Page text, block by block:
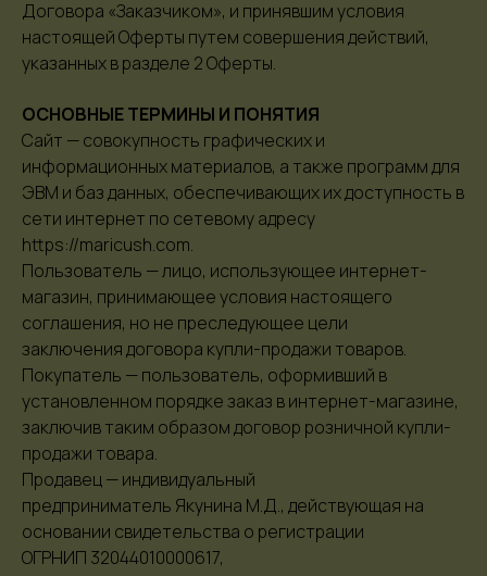
Договора «Заказчиком», и принявшим условия
настоящей Оферты путем совершения действий,
указанных в разделе 2 Оферты.
ОСНОВНЫЕ ТЕРМИНЫ И ПОНЯТИЯ
Сайт — совокупность графических и
информационных материалов, а также программ для
ЭВМ и баз данных, обеспечивающих их доступность в
сети интернет по сетевому адресу
https://maricush.com.
Пользователь — лицо, использующее интернет-
магазин, принимающее условия настоящего
соглашения, но не преследующее цели
заключения договора купли-продажи товаров.
Покупатель — пользователь, оформивший в
установленном порядке заказ в интернет-магазине,
заключив таким образом договор розничной купли-
продажи товара.
Продавец — индивидуальный
предприниматель Якунина М.Д., действующая на
основании свидетельства о регистрации
ОГРНИП 32044010000617,